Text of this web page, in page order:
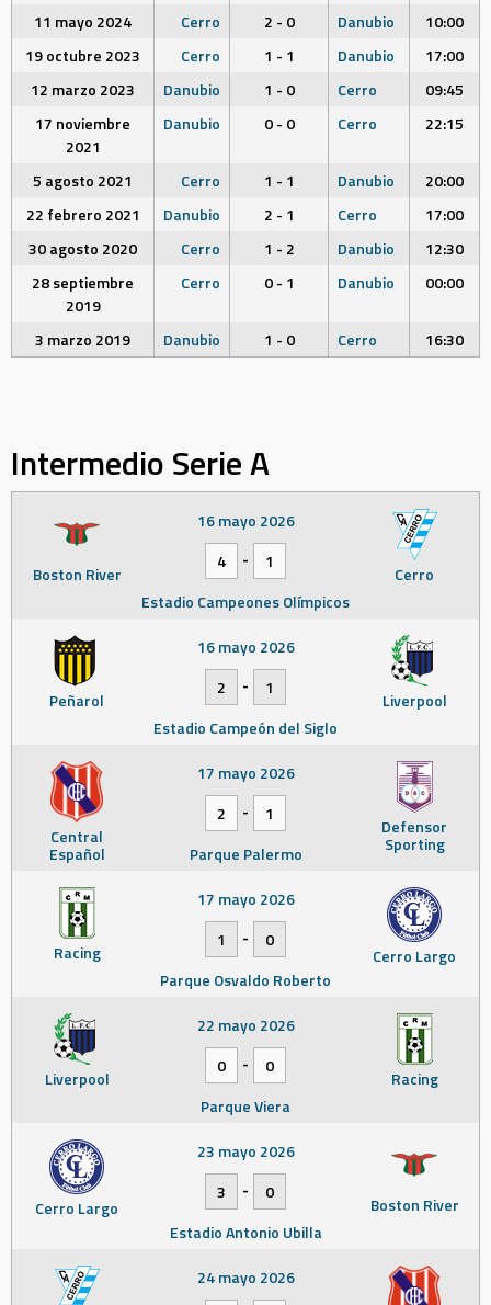
11 mayo 2024
Cerro 2 - 0 Danubio
10:00
19 octubre 2023
Cerro 1 - 1 Danubio
17:00
12 marzo 2023
Danubio 1 - 0 Cerro
09:45
17 noviembre
2021
Danubio 0 - 0 Cerro 22:15
5 agosto 2021 Cerro 1 - 1 Danubio
20:00
22 febrero 2021
Danubio 2 - 1 Cerro
17:00
30 agosto 2020
Cerro 1 - 2 Danubio
12:30
28 septiembre
2019
Cerro 0 - 1 Danubio 00:00
3 marzo 2019 Danubio 1 - 0 Cerro 16:30
Intermedio Serie A
Boston River Cerro
16 mayo 2026
4
-
1
Estadio Campeones Olímpicos
Peñarol Liverpool
16 mayo 2026
2
-
1
Estadio Campeón del Siglo
Central
Español
Defensor
Sporting
17 mayo 2026
2
-
1
Parque Palermo
Racing Cerro Largo
17 mayo 2026
1
-
0
Parque Osvaldo Roberto
Liverpool Racing
22 mayo 2026
0
-
0
Parque Viera
Cerro Largo Boston River
23 mayo 2026
3
-
0
Estadio Antonio Ubilla
24 mayo 2026